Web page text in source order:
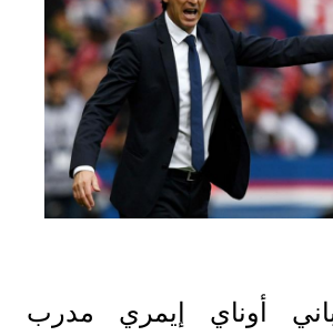
أوناي إيمري مدرب